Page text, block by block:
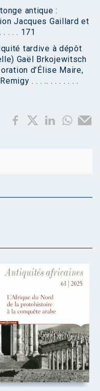
antique :
Jacques Gaillard et
. . . . 171
tardive à dépôt
Gaël Brkojewitsch
d’Élise Maire,
. . . .. . . . . . . .